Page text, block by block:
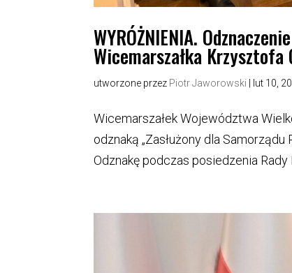
WYRÓŻNIENIA.
Wicemarszałka Krzysztofa
utworzone przez Piotr Jaworowski lut 10,
Wicemarszałek Województwa
odznaką „Zasłużony dla
Odznakę podczas posiedzenia